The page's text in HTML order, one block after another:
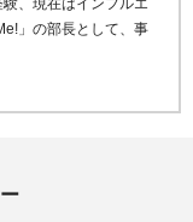
」の部長として、事